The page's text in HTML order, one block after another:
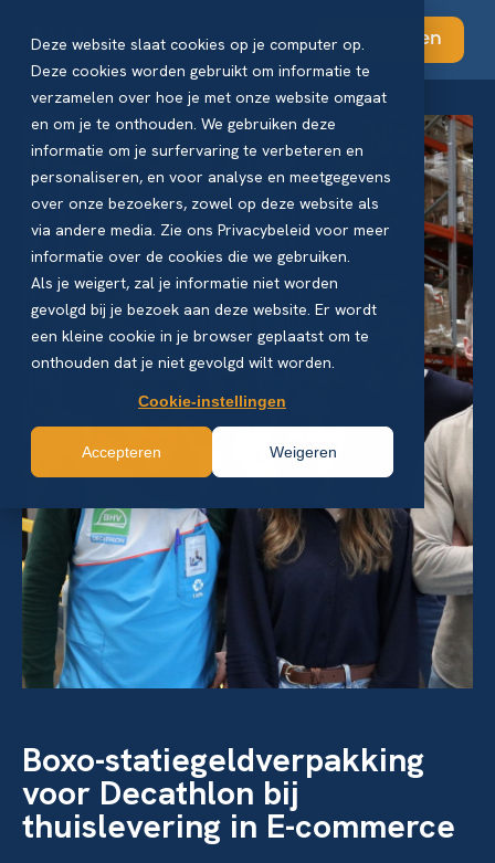
Deze website slaat cookies op je computer op.
Deze cookies worden gebruikt om informatie te
verzamelen over hoe je met onze website omgaat
en om je te onthouden. We gebruiken deze
informatie om je surfervaring te verbeteren en
personaliseren, en voor analyse en meetgegevens
over onze bezoekers, zowel op deze website als
via andere media. Zie ons Privacybeleid voor meer
informatie over de cookies die we gebruiken.
Als je weigert, zal je informatie niet worden
gevolgd bij je bezoek aan deze website. Er wordt
een kleine cookie in je browser geplaatst om te
onthouden dat je niet gevolgd wilt worden.
Cookie-instellingen
Accepteren Weigeren
Abonneren
Boxo-statiegeldverpakking
voor Decathlon bij
thuislevering in E-commerce